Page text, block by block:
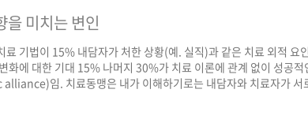
을 미치는 변인
료 기법이 15% 내담자가 처한 상황(예. 실직)과 같은 치료 외적 요
화에 대한 기대 15% 나머지 30%가 치료 이론에 관계 없이 성공적
임. 치료동맹은 내가 이해하기로는 내담자와 치료자가 서
56-57쪽 참고함. 다만 여러 교과서에서 강조되고 있듯이 실